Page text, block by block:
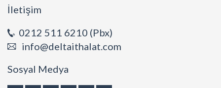
İletişim
0212 511 6210 (Pbx)
info@deltaithalat.com
Sosyal Medya